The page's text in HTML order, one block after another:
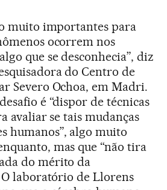
muito importantes para
ocorrem nos
que se desconhecia”, diz
do Centro de
Severo Ochoa, em Madri.
é “dispor de técnicas
avaliar se tais mudanças
humanos”, algo muito
mas que “não tira
do mérito da
laboratório de Llorens